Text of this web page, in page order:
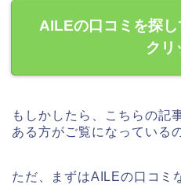
AILEの口コミを探
クリ
もしかしたら、こちらの記
ある方がご覧になっている
ただ、まずはAILEの口コミ